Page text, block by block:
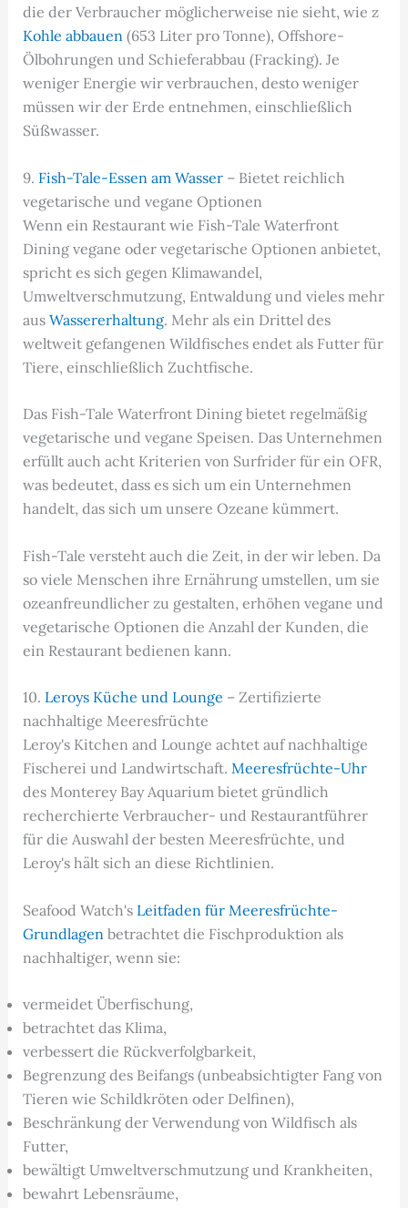
die der Verbraucher möglicherweise nie sieht, wie z
Kohle abbauen (653 Liter pro Tonne), Offshore-
Ölbohrungen und Schieferabbau (Fracking). Je
weniger Energie wir verbrauchen, desto weniger
müssen wir der Erde entnehmen, einschließlich
Süßwasser.
9. Fish-Tale-Essen am Wasser– Bietet reichlich
vegetarische und vegane Optionen
Wenn ein Restaurant wie Fish-Tale Waterfront
Dining vegane oder vegetarische Optionen anbietet,
spricht es sich gegen Klimawandel,
Umweltverschmutzung, Entwaldung und vieles mehr
aus Wassererhaltung. Mehr als ein Drittel des
weltweit gefangenen Wildfisches endet als Futter für
Tiere, einschließlich Zuchtfische.
Das Fish-Tale Waterfront Dining bietet regelmäßig
vegetarische und vegane Speisen. Das Unternehmen
erfüllt auch acht Kriterien von Surfrider für ein OFR,
was bedeutet, dass es sich um ein Unternehmen
handelt, das sich um unsere Ozeane kümmert.
Fish-Tale versteht auch die Zeit, in der wir leben. Da
so viele Menschen ihre Ernährung umstellen, um sie
ozeanfreundlicher zu gestalten, erhöhen vegane und
vegetarische Optionen die Anzahl der Kunden, die
ein Restaurant bedienen kann.
10. Leroys Küche und Lounge – Zertifizierte
nachhaltige Meeresfrüchte
Leroy's Kitchen and Lounge achtet auf nachhaltige
Fischerei und Landwirtschaft. Meeresfrüchte-Uhr
des Monterey Bay Aquarium bietet gründlich
recherchierte Verbraucher- und Restaurantführer
für die Auswahl der besten Meeresfrüchte, und
Leroy's hält sich an diese Richtlinien.
Seafood Watch's Leitfaden für Meeresfrüchte-
Grundlagen betrachtet die Fischproduktion als
nachhaltiger, wenn sie:
vermeidet Überfischung,
betrachtet das Klima,
verbessert die Rückverfolgbarkeit,
Begrenzung des Beifangs (unbeabsichtigter Fang von
Tieren wie Schildkröten oder Delfinen),
Beschränkung der Verwendung von Wildfisch als
Futter,
bewältigt Umweltverschmutzung und Krankheiten,
bewahrt Lebensräume,